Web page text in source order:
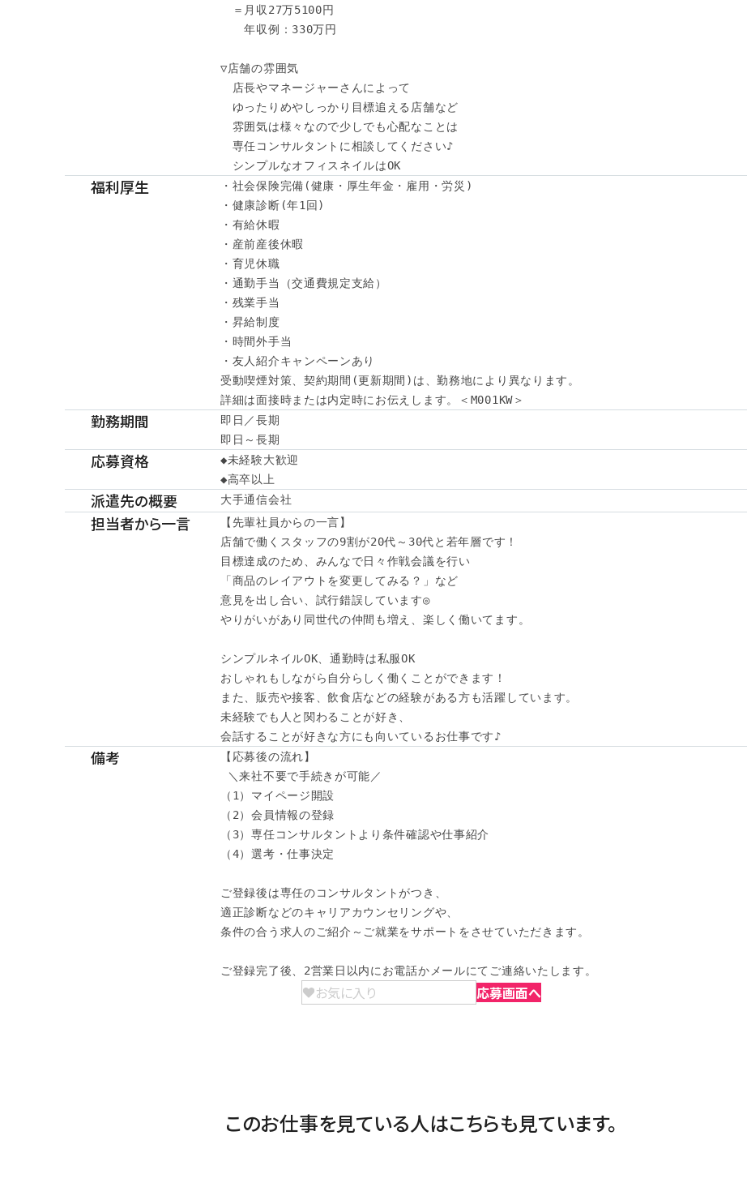
＝月収27万5100円
年収例：330万円
▽店舗の雰囲気
店長やマネージャーさんによって
ゆったりめやしっかり目標追える店舗など
雰囲気は様々なので少しでも心配なことは
専任コンサルタントに相談してください♪
シンプルなオフィスネイルはOK
福利厚生
・社会保険完備(健康・厚生年金・雇用・労災)
・健康診断(年1回)
・有給休暇
・産前産後休暇
・育児休職
・通勤手当（交通費規定支給）
・残業手当
・昇給制度
・時間外手当
・友人紹介キャンペーンあり
受動喫煙対策、契約期間(更新期間)は、勤務地により異なります。
詳細は面接時または内定時にお伝えします。＜M001KW＞
勤務期間
即日／長期
即日～長期
応募資格
◆未経験大歓迎
◆高卒以上
派遣先の概要 大手通信会社
担当者から一言
【先輩社員からの一言】
店舗で働くスタッフの9割が20代～30代と若年層です！
目標達成のため、みんなで日々作戦会議を行い
「商品のレイアウトを変更してみる？」など
意見を出し合い、試行錯誤しています◎
やりがいがあり同世代の仲間も増え、楽しく働いてます。
シンプルネイルOK、通勤時は私服OK
おしゃれもしながら自分らしく働くことができます！
また、販売や接客、飲食店などの経験がある方も活躍しています。
未経験でも人と関わることが好き、
会話することが好きな方にも向いているお仕事です♪
備考
【応募後の流れ】
＼来社不要で手続きが可能／
（1）マイページ開設
（2）会員情報の登録
（3）専任コンサルタントより条件確認や仕事紹介
（4）選考・仕事決定
ご登録後は専任のコンサルタントがつき、
適正診断などのキャリアカウンセリングや、
条件の合う求人のご紹介～ご就業をサポートをさせていただきます。
ご登録完了後、2営業日以内にお電話かメールにてご連絡いたします。
お気に入り 応募画面へ
このお仕事を見ている人はこちらも見ています。